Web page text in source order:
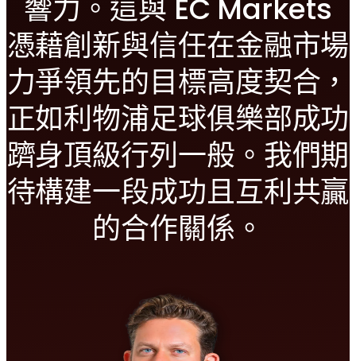
響力。這與 EC Markets
憑藉創新與信任在金融市場
力爭領先的目標高度契合，
正如利物浦足球俱樂部成功
躋身頂級行列一般。我們期
待構建一段成功且互利共贏
的合作關係。